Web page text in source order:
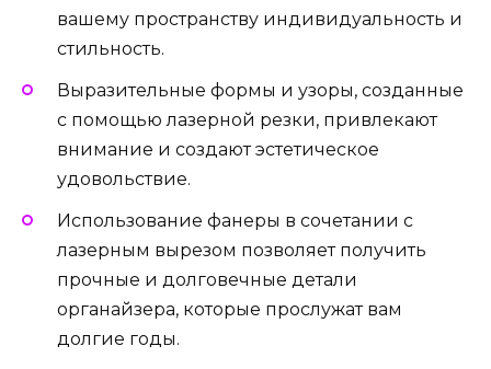
вашему пространству индивидуальность и
стильность.
Выразительные формы и узоры, созданные
с помощью лазерной резки, привлекают
внимание и создают эстетическое
удовольствие.
Использование фанеры в сочетании с
лазерным вырезом позволяет получить
прочные и долговечные детали
органайзера, которые прослужат вам
долгие годы.